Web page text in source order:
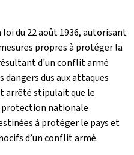
du 22 août 1936, autorisant
propres à protéger la
d'un conflit armé
dus aux attaques
arrêté stipulait que le
protection nationale
à protéger le pays et
d’un conflit armé.